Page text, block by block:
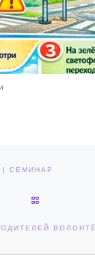
| СЕМИНАР